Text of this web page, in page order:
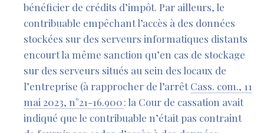
bénéficier de crédits d’impôt. Par ailleurs, le
contribuable empêchant l’accès à des données
stockées sur des serveurs informatiques distants
encourt la même sanction qu’en cas de stockage
sur des serveurs situés au sein des locaux de
l’entreprise (à rapprocher de l’arrêtCass. com., 11
mai 2023, n°21-16.900: la Cour de cassation avait
indiqué que le contribuable n’était pas contraint